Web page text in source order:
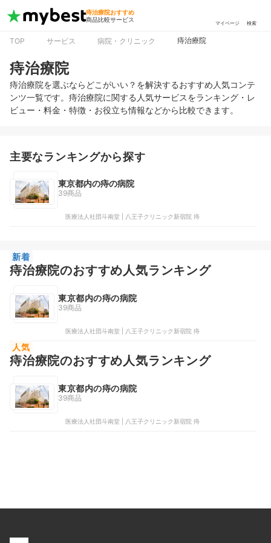
痔治療院おすすめ
商品比較サービス
マイページ 検索
TOP サービス 病院・クリニック 痔治療院
痔治療院
痔治療院を選ぶならどこがいい？を解決するおすすめ人気コンテ
ンツ一覧です。痔治療院に関する人気サービスをランキング・レ
ビュー・料金・特徴・お役立ち情報などから比較できます。
主要なランキングから探す
東京都内の痔の病院
39商品
医療法人社団斗南堂 | 八王子クリニック新宿院 痔
新着
痔治療院のおすすめ人気ランキング
東京都内の痔の病院
39商品
医療法人社団斗南堂 | 八王子クリニック新宿院 痔
人気
痔治療院のおすすめ人気ランキング
東京都内の痔の病院
39商品
医療法人社団斗南堂 | 八王子クリニック新宿院 痔